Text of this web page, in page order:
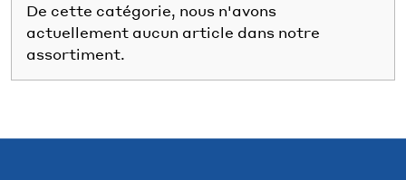
De cette catégorie, nous n'avons
actuellement aucun article dans notre
assortiment.